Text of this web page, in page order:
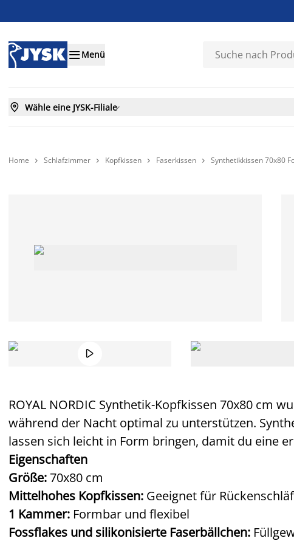
Menü
 Wähle eine JYSK-Filiale
Home  Schlafzimmer  Kopfkissen  Faserkissen  Synthetikkissen 70x80

ROYAL NORDIC Synthetik-Kopfkissen 70x80 cm
während der Nacht optimal zu unterstützen.
lassen sich leicht in Form bringen, damit du eine
Eigenschaften
Größe:70x80 cm
Mittelhohes Kopfkissen: Geeignet für
1 Kammer: Formbar und flexibel
Fossflakes und silikonisierte Faserbällchen: